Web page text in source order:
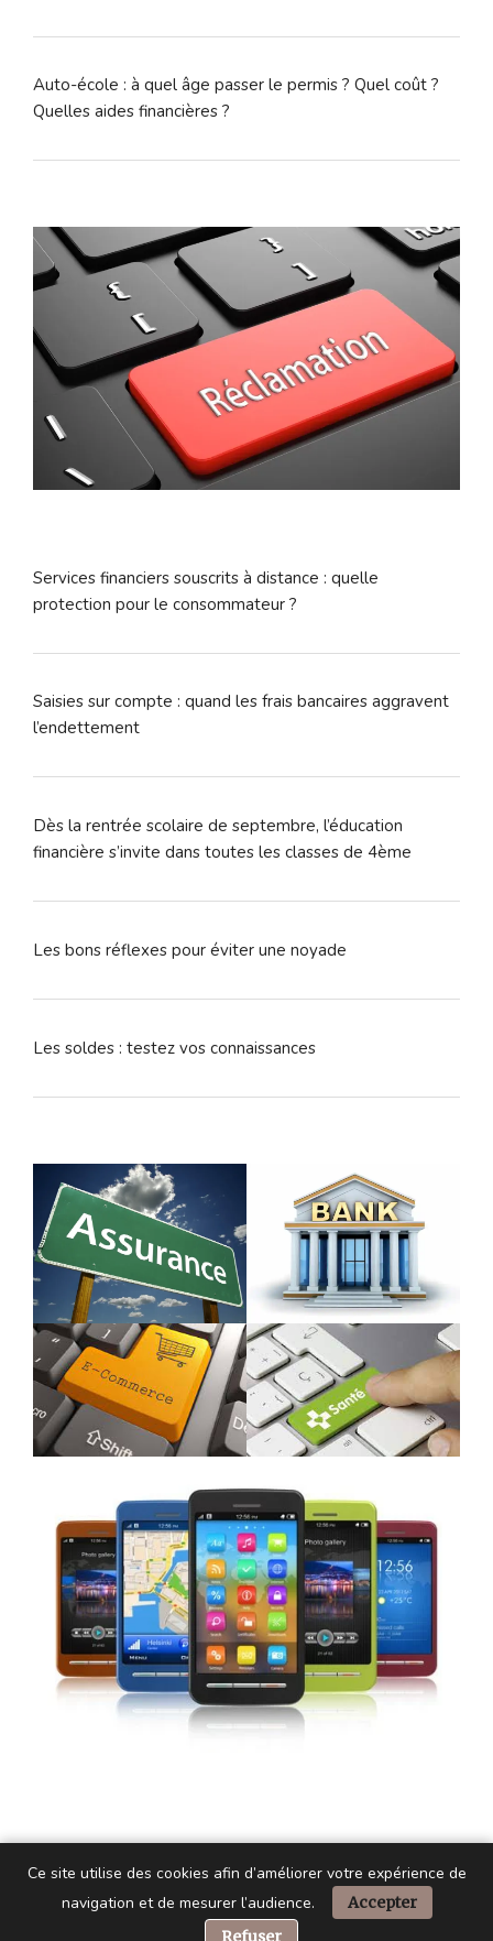
Auto-école : à quel âge passer le permis ? Quel coût ?
Quelles aides financières ?
Services financiers souscrits à distance : quelle
protection pour le consommateur ?
Saisies sur compte : quand les frais bancaires aggravent
l’endettement
Dès la rentrée scolaire de septembre, l’éducation
financière s’invite dans toutes les classes de 4ème
Les bons réflexes pour éviter une noyade
Les soldes : testez vos connaissances
Ce site utilise des cookies afin d’améliorer votre expérience de
navigation et de mesurer l’audience.
Accepter
Refuser